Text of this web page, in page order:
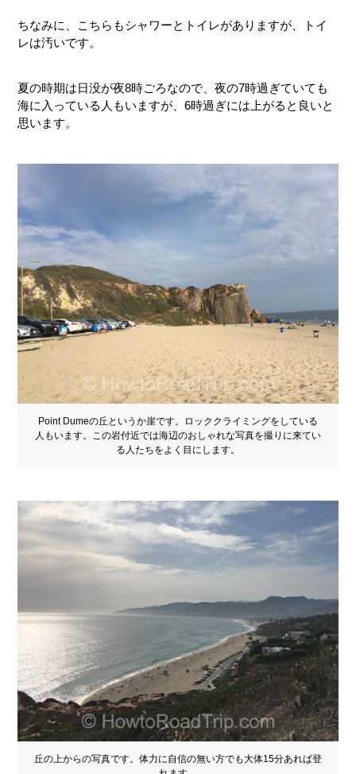
ちなみに、こちらもシャワーとトイレがありますが、トイ
レは汚いです。
夏の時期は日没が夜8時ごろなので、夜の7時過ぎていても
海に入っている人もいますが、6時過ぎには上がると良いと
思います。
Point Dumeの丘というか崖です。ロッククライミングをしている
人もいます。この岩付近では海辺のおしゃれな写真を撮りに来てい
る人たちをよく目にします。
丘の上からの写真です。体力に自信の無い方でも大体15分あれば登